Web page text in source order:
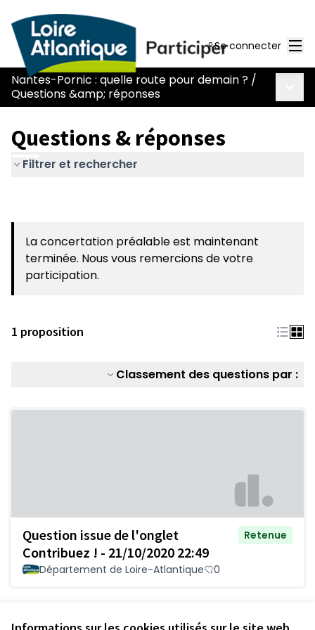
Se connecter
Nantes-Pornic : quelle route pour demain ? /
Questions &amp; réponses
Questions & réponses
Filtrer et rechercher
La concertation préalable est maintenant
terminée. Nous vous remercions de votre
participation.
1 proposition
Classement des questions par :
Question issue de l'onglet
Contribuez ! - 21/10/2020 22:49
Retenue
Département de Loire-Atlantique 0